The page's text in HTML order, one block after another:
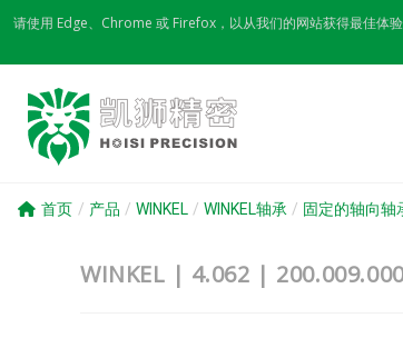
Skip
content
请使用 Edge、Chrome 或 Firefox，以从我们的网站获得最佳体验
首页 / 产品 / WINKEL / WINKEL轴承 / 固定的轴向轴
WINKEL | 4.062 |